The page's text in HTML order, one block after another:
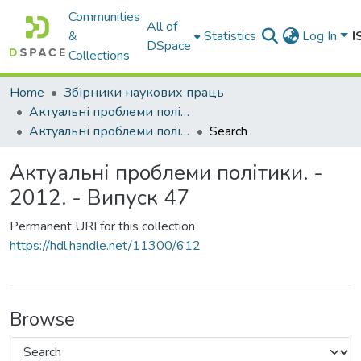
Communities
&
Collections
All of
DSpace
Statistics Log In
Home
Збірники наукових праць
Актуальні проблеми політики
Актуальні проблеми політики. - 2012. - Випуск 47
Search
Актуальні проблеми політики. -
2012. - Випуск 47
Permanent URI for this collection
https://hdl.handle.net/11300/612
Browse